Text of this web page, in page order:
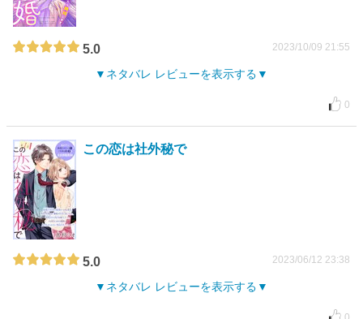
5.0 2023/10/09 21:55
ネタバレ レビューを表示する
0
この恋は社外秘で
5.0 2023/06/12 23:38
ネタバレ レビューを表示する